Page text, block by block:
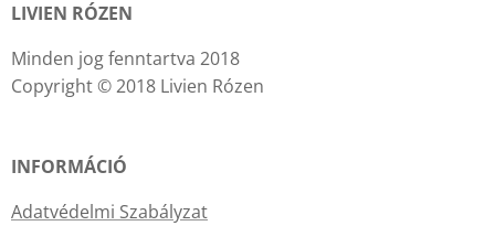
LIVIEN RÓZEN
Minden jog fenntartva 2018
Copyright © 2018 Livien Rózen
INFORMÁCIÓ
Adatvédelmi Szabályzat